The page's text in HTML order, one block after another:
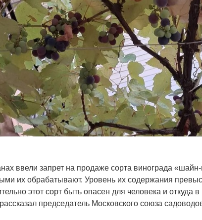
ввели запрет на продаже сорта винограда «шайн
их обрабатывают. Уровень их содержания
этот сорт быть опасен для человека и откуда
рассказал председатель Московского союза